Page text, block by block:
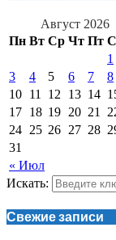
Август 2026
Пн Вт Ср Чт Пт
« Июл
1
3
4 5 6 7 8
10 11 12 13 14
17 18 19 20 21
24 25 26 27 28
31
Искать:
Свежие записи